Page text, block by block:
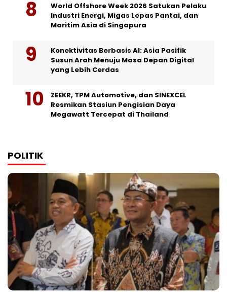
World Offshore Week 2026 Satukan Pelaku
Industri Energi, Migas Lepas Pantai, dan
Maritim Asia di Singapura
Konektivitas Berbasis AI: Asia Pasifik
Susun Arah Menuju Masa Depan Digital
yang Lebih Cerdas
ZEEKR, TPM Automotive, dan SINEXCEL
Resmikan Stasiun Pengisian Daya
Megawatt Tercepat di Thailand
POLITIK